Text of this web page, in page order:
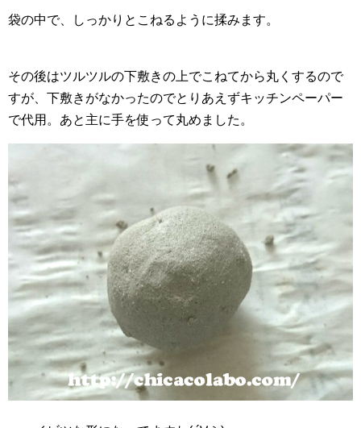
袋の中で、しっかりとこねるように揉みます。
その後はツルツルの下敷きの上でこねてから丸くするので
すが、下敷きがなかったのでとりあえずキッチンペーパー
で代用。あと主に手を使って丸めました。